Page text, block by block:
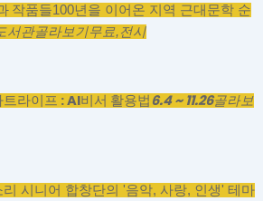
작품들100년을 이어온 지역 근대문학 순
서관골라보기무료,전시
트라이프 : AI비서 활용법 6.4 ~ 11.26골라보
리 시니어 합창단의 '음악, 사랑, 인생' 테마